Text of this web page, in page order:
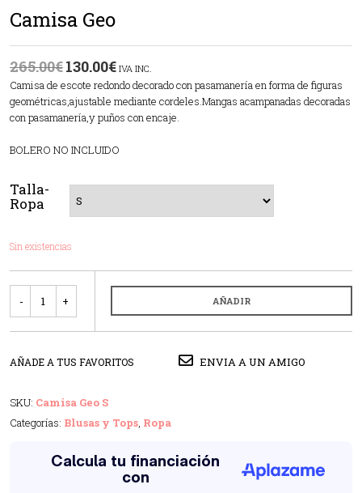
Camisa Geo
265.00€130.00€ IVA INC.
Camisa de escote redondo decorado con pasamanería en forma de figuras
geométricas,ajustable mediante cordeles.Mangas acampanadas decoradas
con pasamanería,y puños con encaje.
BOLERO NO INCLUIDO
Talla-
Ropa
Sin existencias
AÑADIR
AÑADE A TUS FAVORITOS ENVIA A UN AMIGO
SKU: Camisa Geo S
Categorías: Blusas y Tops, Ropa